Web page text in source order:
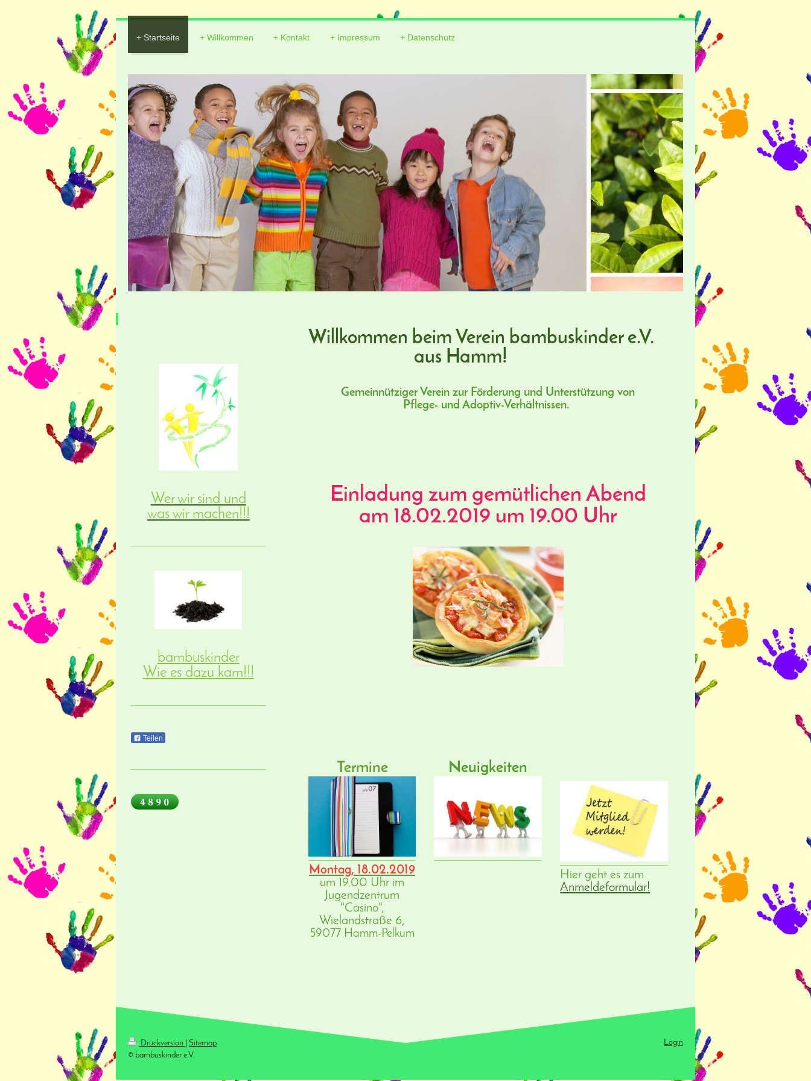
Startseite Willkommen Kontakt Impressum Datenschutz
Willkommen beim Verein bambuskinder e.V.
aus Hamm!
Gemeinnütziger Verein zur Förderung und Unterstützung von
Pflege- und Adoptiv-Verhältnissen.
Einladung zum gemütlichen Abend
am 18.02.2019 um 19.00 Uhr
Termine
Montag, 18.02.2019
um 19.00 Uhr im
Jugendzentrum
"Casino",
Wielandstraße 6,
59077 Hamm-Pelkum
Neuigkeiten
Hier geht es zum
Anmeldeformular!
Wer wir sind und
was wir machen!!!
bambuskinder
Wie es dazu kam!!!
Teilen
Druckversion
Sitemap
© bambuskinder e.V.
Login